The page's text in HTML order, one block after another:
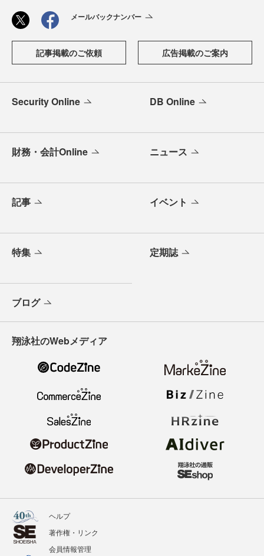
メールバックナンバー
記事掲載のご依頼 広告掲載のご案内
Security Online DB Online
財務・会計Online ニュース
記事 イベント
特集 定期誌
ブログ
翔泳社のWebメディア
ヘルプ
著作権・リンク
会員情報管理